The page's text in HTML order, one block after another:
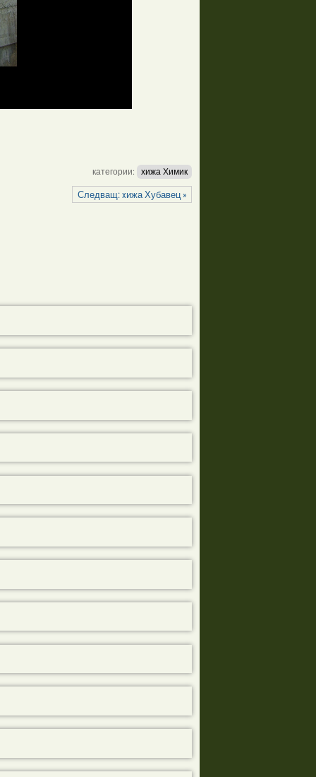
категории: хижа Химик
Следващ: xижа Хубавец »